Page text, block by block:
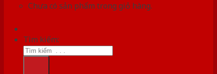
Chưa có sản phẩm trong giỏ hàng.
Tìm kiếm: